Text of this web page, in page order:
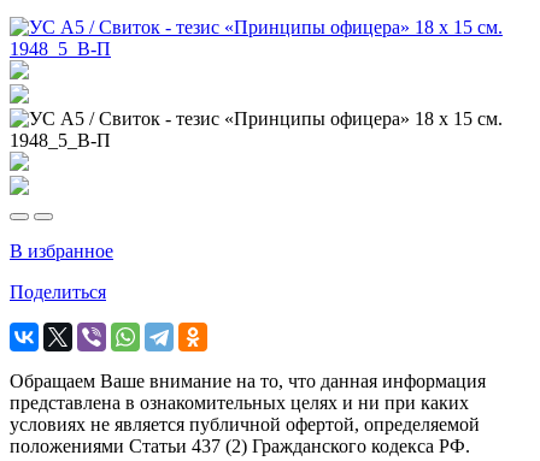
В избранное
Поделиться
Обращаем Ваше внимание на то, что данная информация
представлена в ознакомительных целях и ни при каких
условиях не является публичной офертой, определяемой
положениями Статьи 437 (2) Гражданского кодекса РФ.